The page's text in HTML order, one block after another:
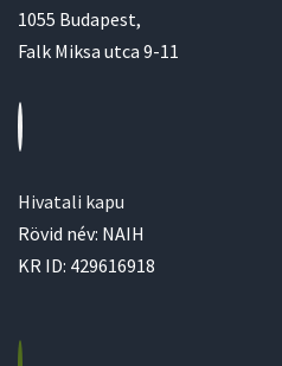
1055 Budapest,
Falk Miksa utca 9-11
Hivatali kapu
Rövid név: NAIH
KR ID: 429616918